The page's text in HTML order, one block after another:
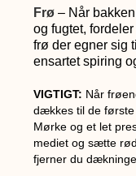
Frø – Når
og fugtet,
frø der egner sig
ensartet spiring
VIGTIGT: Når
dækkes til de
Mørke og et let
mediet og sætte
fjerner du